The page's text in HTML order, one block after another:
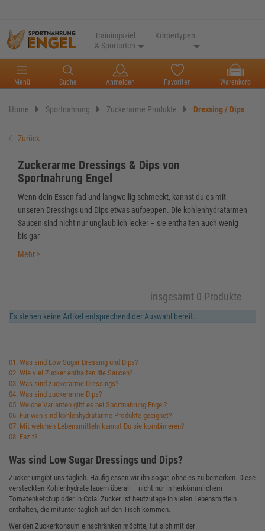
Trainingsziel
& Sportarten
Körpertypen
Menü Suche Anmelden Favoriten Warenkorb
Home Sportnahrung Zuckerarme Produkte Dressing / Dips
Zurück
Zuckerarme Dressings & Dips von
Sportnahrung Engel
Wenn dein Essen fad und langweilig schmeckt, kannst du es mit
unseren Dressings und Dips etwas aufpeppen. Die kohlenhydratarmen
Saucen sind nicht nur unglaublich lecker – sie enthalten auch wenig
bis gar
Mehr >
insgesamt 0 Produkte
Es stehen keine Artikel entsprechend der Auswahl bereit.
01. Was sind Low Sugar Dressing und Dips?
02. Wie viel Zucker enthalten die Saucen?
03. Was sind zuckerarme Dressings?
04. Was sind zuckerarme Dips?
05. Welche Varianten gibt es bei Sportnahrung Engel?
06. Für wen sind kohlenhydratarme Produkte geeignet?
07. Mit welchen Lebensmitteln kannst Du sie kombinieren?
08. Fazit?
Was sind Low Sugar Dressings und Dips?
Zucker umgibt uns täglich. Häufig essen wir ihn sogar, ohne es zu bemerken. Diese
versteckten Kohlenhydrate lauern überall – nicht nur in herkömmlichem
Tomatenketchup oder in Cola. Zucker ist heutzutage in vielen Lebensmitteln
enthalten, die mitunter täglich auf den Tisch kommen.
Wer den Zuckerkonsum einschränken möchte, tut sich mit der